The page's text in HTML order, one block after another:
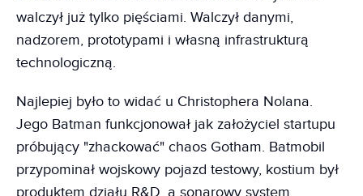
walczył już tylko pięściami. Walczył danymi,
nadzorem, prototypami i własną infrastrukturą
technologiczną.
Najlepiej było to widać u Christophera Nolana.
Jego Batman funkcjonował jak założyciel startupu
próbujący "zhackować" chaos Gotham. Batmobil
przypominał wojskowy pojazd testowy, kostium był